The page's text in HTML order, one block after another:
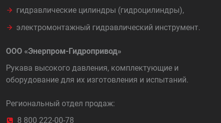
гидравлические цилиндры (гидроцилиндры),
электромонтажный гидравлический инструмент.
ООО «Энерпром-Гидропривод»
Рукава высокого давления, комплектующие и
оборудование для их изготовления и испытаний.
Региональный отдел продаж:
8 800 222-00-78